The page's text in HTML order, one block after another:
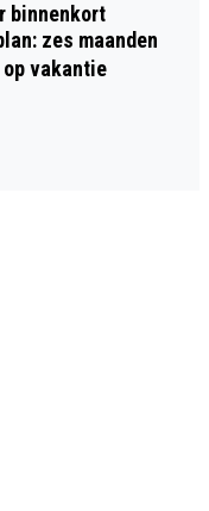
binnenkort
zes maanden
op vakantie